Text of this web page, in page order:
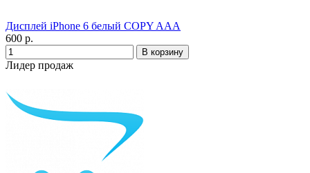
Дисплей iPhone 6 белый COPY AAA
600 р.
Лидер продаж